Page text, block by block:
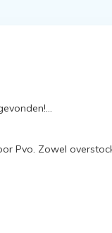
Pvo. Zowel